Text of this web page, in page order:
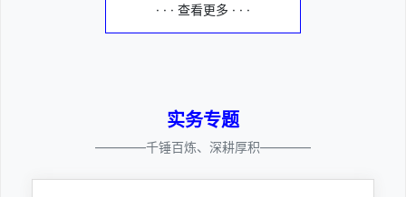
· · · 查看更多 · · ·
实务专题
————千锤百炼、深耕厚积————